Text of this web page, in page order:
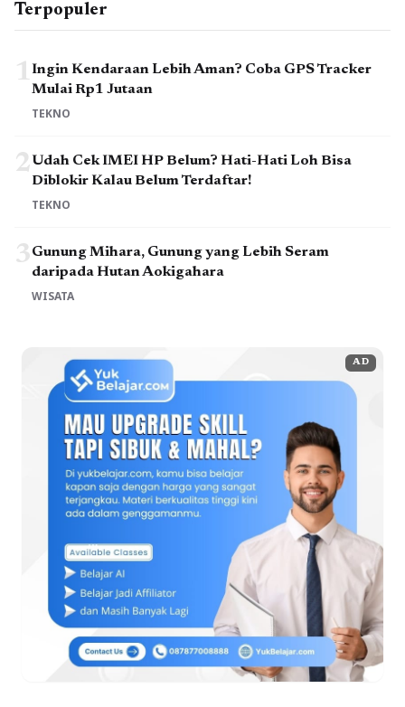
Terpopuler
1Ingin Kendaraan Lebih Aman? Coba GPS Tracker
Mulai Rp1 Jutaan
TEKNO
2Udah Cek IMEI HP Belum? Hati-Hati Loh Bisa
Diblokir Kalau Belum Terdaftar!
TEKNO
3Gunung Mihara, Gunung yang Lebih Seram
daripada Hutan Aokigahara
WISATA
AD